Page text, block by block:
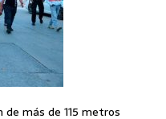
más de 115 metros